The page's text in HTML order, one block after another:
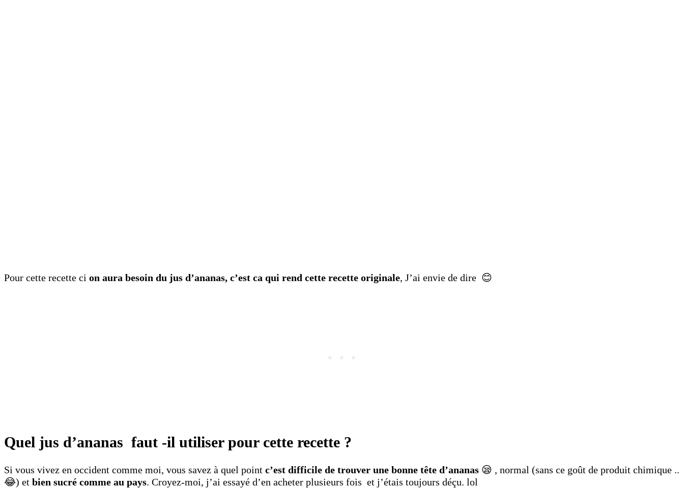
Pour cette recette ci on aura besoin du jus d’ananas, c’est ca qui rend cette recette originale, J’ai envie de dire 😊
Quel jus d’ananas faut -il utiliser pour cette recette ?
Si vous vivez en occident comme moi, vous savez à quel point c’est difficile de trouver une bonne tête d’ananas 😪 , normal (sans ce goût de produit chimique ..
😂) et bien sucré comme au pays. Croyez-moi, j’ai essayé d’en acheter plusieurs fois et j’étais toujours déçu. lol